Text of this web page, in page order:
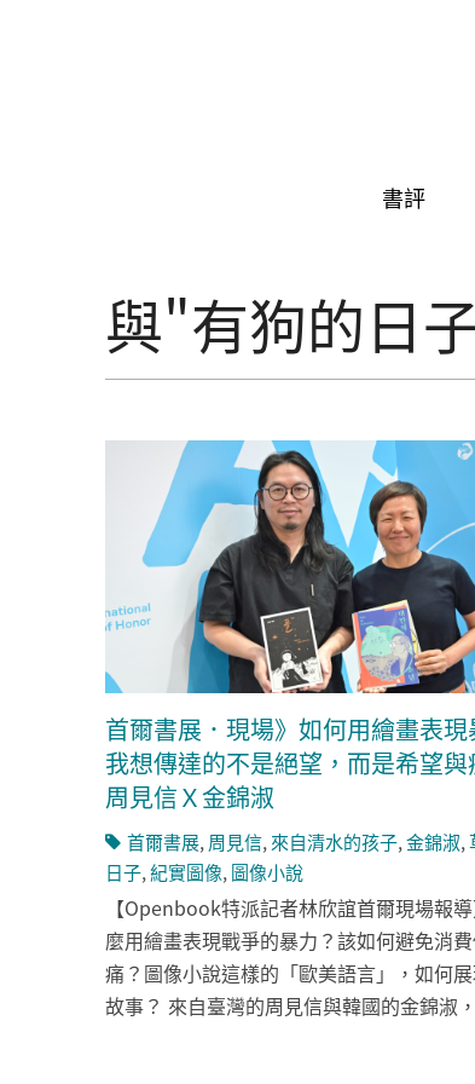
書評
與"有狗的日
首爾書展．現場》如何用繪畫表現
我想傳達的不是絕望，而是希望與
周見信Ｘ金錦淑
首爾書展, 周見信, 來自清水的孩子,金錦淑,
日子,紀實圖像, 圖像小說
【Openbook特派記者林欣誼首爾現場報
麼用繪畫表現戰爭的暴力？該如何避免消
痛？圖像小說這樣的「歐美語言」，如何
故事？ 來自臺灣的周見信與韓國的金錦淑